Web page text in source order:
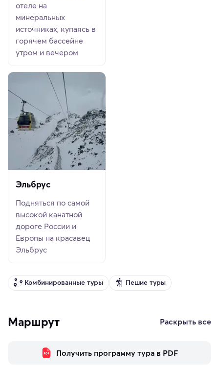
отеле на
минеральных
источниках, купаясь в
горячем бассейне
утром и вечером
Эльбрус
Подняться по самой
высокой канатной
дороге России и
Европы на красавец
Эльбрус
Комбинированные туры Пешие туры
Маршрут Раскрыть все
Получить программу тура в PDF